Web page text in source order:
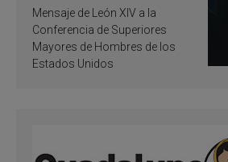
de inspiración y
santificación
Mensaje de León XIV a la
Conferencia de Superiores
Mayores de Hombres de los
Estados Unidos